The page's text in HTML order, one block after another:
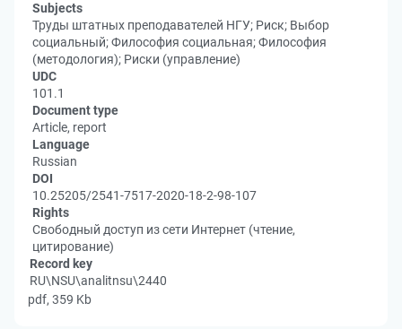
Subjects
Труды штатных преподавателей НГУ; Риск; Выбор
социальный; Философия социальная; Философия
(методология); Риски (управление)
UDC
101.1
Document type
Article, report
Language
Russian
DOI
10.25205/2541-7517-2020-18-2-98-107
Rights
Свободный доступ из сети Интернет (чтение,
цитирование)
Record key
RU\NSU\analitnsu\2440
pdf, 359 Kb